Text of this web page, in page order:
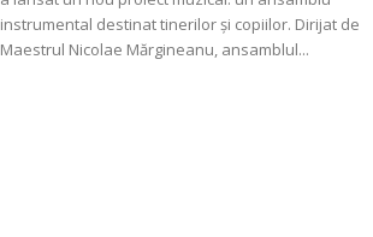
instrumental destinat tinerilor și copiilor. Dirijat de
Maestrul Nicolae Mărgineanu, ansamblul...